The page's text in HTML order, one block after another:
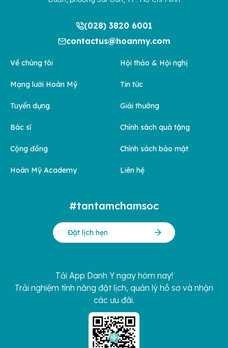
(028) 3820 6001
contactus@hoanmy.com
Về chúng tôi
Mạng lưới Hoàn Mỹ
Tuyển dụng
Bác sĩ
Cộng đồng
Hoàn Mỹ Academy
Hội thảo & Hội nghị
Tin tức
Giải thưởng
Chính sách quà tặng
Chính sách bảo mật
Liên hệ
#tantamchamsoc
Đặt lịch hẹn
Tải App Danh Y ngay hôm nay!
Trải nghiệm tính năng đặt lịch, quản lý hồ sơ và nhận
các ưu đãi.